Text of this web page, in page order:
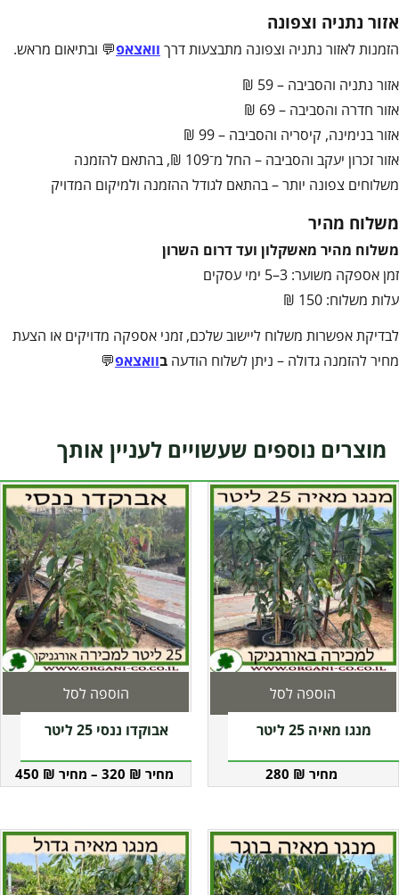
אזור נתניה וצפונה
הזמנות לאזור נתניה וצפונה מתבצעות דרך וואצאפ💬 ובתיאום מראש.
אזור נתניה והסביבה – 59 ₪
אזור חדרה והסביבה – 69 ₪
אזור בנימינה, קיסריה והסביבה – 99 ₪
אזור זכרון יעקב והסביבה – החל מ־109 ₪, בהתאם להזמנה
משלוחים צפונה יותר – בהתאם לגודל ההזמנה ולמיקום המדויק
משלוח מהיר
משלוח מהיר מאשקלון ועד דרום השרון
זמן אספקה משוער: 3–5 ימי עסקים
עלות משלוח: 150 ₪
לבדיקת אפשרות משלוח ליישוב שלכם, זמני אספקה מדויקים או הצעת
מחיר להזמנה גדולה – ניתן לשלוח הודעה בוואצאפ💬
מוצרים נוספים שעשויים לעניין אותך
מנגו מאיה 25 ליטר
280 ₪
הוספה לסל
אבוקדו ננסי 25 ליטר
320 ₪
–
450 ₪
הוספה לסל